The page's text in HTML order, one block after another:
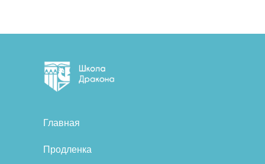
Главная
Продленка